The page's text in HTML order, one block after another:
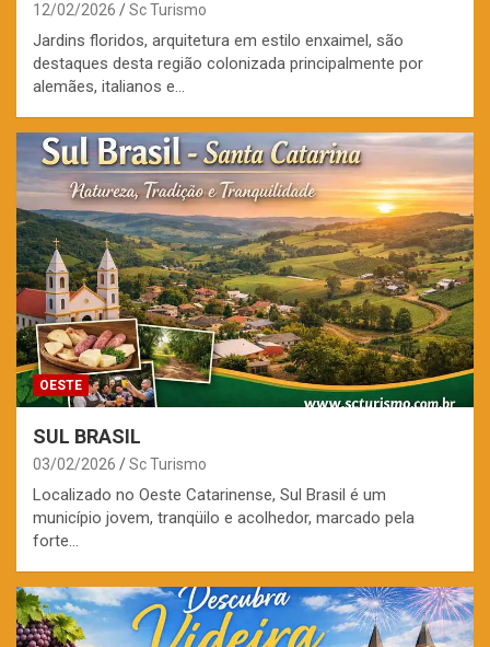
12/02/2026 Sc Turismo
Jardins floridos, arquitetura em estilo enxaimel, são
destaques desta região colonizada principalmente por
alemães, italianos e…
OESTE
SUL BRASIL
03/02/2026 Sc Turismo
Localizado no Oeste Catarinense, Sul Brasil é um
município jovem, tranqüilo e acolhedor, marcado pela
forte…